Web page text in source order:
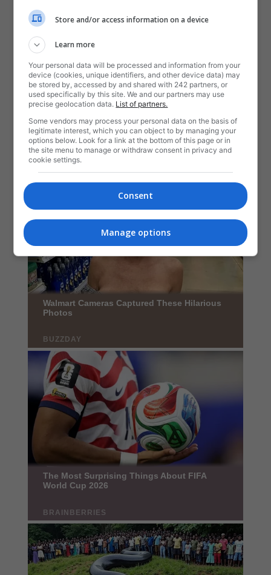
Store and/or access information on a device
Learn more
Your personal data will be processed and information from your
device (cookies, unique identifiers, and other device data) may
be stored by, accessed by and shared with 242 partners, or
used specifically by this site. We and our partners may use
precise geolocation data. List of partners.
Some vendors may process your personal data on the basis of
legitimate interest, which you can object to by managing your
options below. Look for a link at the bottom of this page or in
the site menu to manage or withdraw consent in privacy and
cookie settings.
Consent
Manage options